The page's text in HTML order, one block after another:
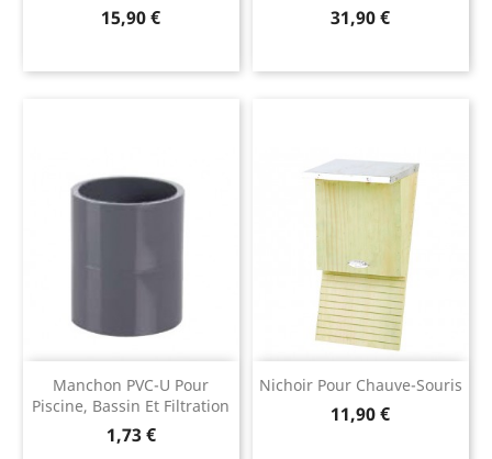
Prix
15,90 € Prix
31,90 €
Manchon PVC-U Pour
Piscine, Bassin Et Filtration
Prix
1,73 €
Nichoir Pour Chauve-Souris
Prix
11,90 €